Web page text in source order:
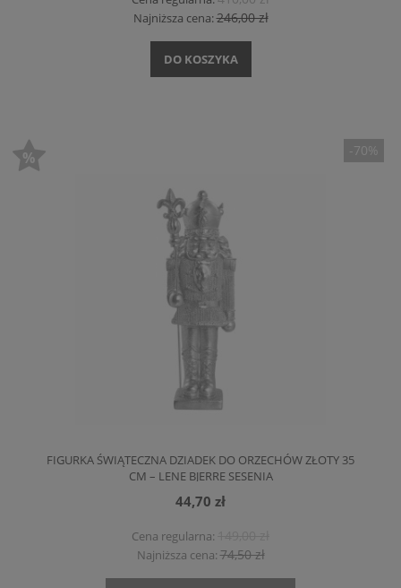
Najniższa cena:246,00 zł
DO KOSZYKA
FIGURKA ŚWIĄTECZNA DZIADEK DO ORZECHÓW ZŁOTY 35
CM – LENE BJERRE SESENIA
44,70 zł
Cena regularna:
Najniższa cena: 74,50 zł
-70%